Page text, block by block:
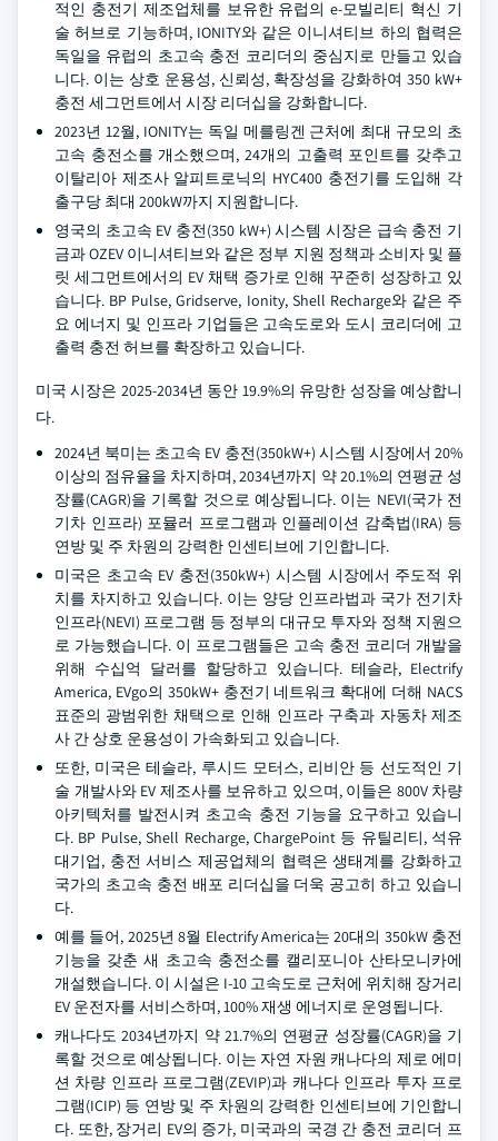
적인 충전기 제조업체를 보유한 유럽의 e-모빌리티 혁신 기
술 허브로 기능하며, IONITY와 같은 이니셔티브 하의 협력은
독일을 유럽의 초고속 충전 코리더의 중심지로 만들고 있습
니다. 이는 상호 운용성, 신뢰성, 확장성을 강화하여 350 kW+
충전 세그먼트에서 시장 리더십을 강화합니다.
2023년 12월, IONITY는 독일 메를링겐 근처에 최대 규모의 초
고속 충전소를 개소했으며, 24개의 고출력 포인트를 갖추고
이탈리아 제조사 알피트로닉의 HYC400 충전기를 도입해 각
출구당 최대 200kW까지 지원합니다.
영국의 초고속 EV 충전(350 kW+) 시스템 시장은 급속 충전 기
금과 OZEV 이니셔티브와 같은 정부 지원 정책과 소비자 및 플
릿 세그먼트에서의 EV 채택 증가로 인해 꾸준히 성장하고 있
습니다. BP Pulse, Gridserve, Ionity, Shell Recharge와 같은 주
요 에너지 및 인프라 기업들은 고속도로와 도시 코리더에 고
출력 충전 허브를 확장하고 있습니다.
미국 시장은 2025-2034년 동안 19.9%의 유망한 성장을 예상합니
다.
2024년 북미는 초고속 EV 충전(350kW+) 시스템 시장에서 20%
이상의 점유율을 차지하며, 2034년까지 약 20.1%의 연평균 성
장률(CAGR)을 기록할 것으로 예상됩니다. 이는 NEVI(국가 전
기차 인프라) 포뮬러 프로그램과 인플레이션 감축법(IRA) 등
연방 및 주 차원의 강력한 인센티브에 기인합니다.
미국은 초고속 EV 충전(350kW+) 시스템 시장에서 주도적 위
치를 차지하고 있습니다. 이는 양당 인프라법과 국가 전기차
인프라(NEVI) 프로그램 등 정부의 대규모 투자와 정책 지원으
로 가능했습니다. 이 프로그램들은 고속 충전 코리더 개발을
위해 수십억 달러를 할당하고 있습니다. 테슬라, Electrify
America, EVgo의 350kW+ 충전기 네트워크 확대에 더해 NACS
표준의 광범위한 채택으로 인해 인프라 구축과 자동차 제조
사 간 상호 운용성이 가속화되고 있습니다.
또한, 미국은 테슬라, 루시드 모터스, 리비안 등 선도적인 기
술 개발사와 EV 제조사를 보유하고 있으며, 이들은 800V 차량
아키텍처를 발전시켜 초고속 충전 기능을 요구하고 있습니
다. BP Pulse, Shell Recharge, ChargePoint 등 유틸리티, 석유
대기업, 충전 서비스 제공업체의 협력은 생태계를 강화하고
국가의 초고속 충전 배포 리더십을 더욱 공고히 하고 있습니
다.
예를 들어, 2025년 8월 Electrify America는 20대의 350kW 충전
기능을 갖춘 새 초고속 충전소를 캘리포니아 산타모니카에
개설했습니다. 이 시설은 I-10 고속도로 근처에 위치해 장거리
EV 운전자를 서비스하며, 100% 재생 에너지로 운영됩니다.
캐나다도 2034년까지 약 21.7%의 연평균 성장률(CAGR)을 기
록할 것으로 예상됩니다. 이는 자연 자원 캐나다의 제로 에미
션 차량 인프라 프로그램(ZEVIP)과 캐나다 인프라 투자 프로
그램(ICIP) 등 연방 및 주 차원의 강력한 인센티브에 기인합니
다. 또한, 장거리 EV의 증가, 미국과의 국경 간 충전 코리더 프